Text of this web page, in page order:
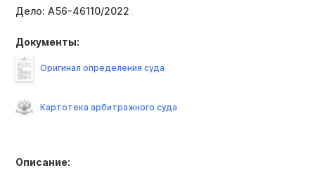
Дело: А56-46110/2022
Описание:
Документы:
Оригинал определения суда
Картотека арбитражного суда